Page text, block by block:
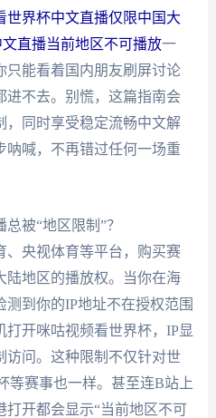
世界杯中文直播仅限中国大
直播当前地区不可播放一
只能看着国内朋友刷屏讨论
进不去。别慌，这篇指南会
，同时享受稳定流畅中文解
喊，不再错过任何一场重
被“地区限制”？
、央视体育等平台，购买赛
陆地区的播放权。当你在海
到你的IP地址不在授权范围
开咪咕视频看世界杯，IP显
访问。这种限制不仅针对世
等赛事也一样。甚至连B站上
打开都会显示“当前地区不可